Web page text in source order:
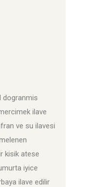
dogranmis
ilave
ve su ilavesi
kisik atese
iyice
ilave edilir